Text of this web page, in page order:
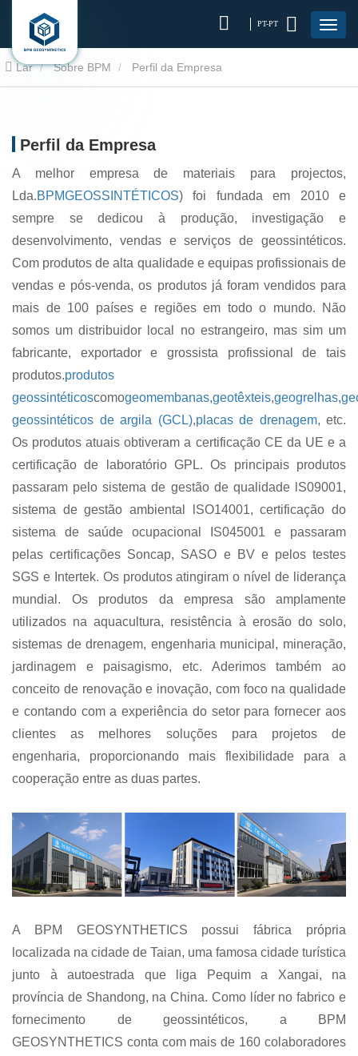
PT-PT
Lar Sobre BPM Perfil da Empresa
Perfil da Empresa
A melhor empresa de materiais para projectos,
Lda.BPMGEOSSINTÉTICOS) foi fundada em 2010 e
sempre se dedicou à produção, investigação e
desenvolvimento, vendas e serviços de geossintéticos.
Com produtos de alta qualidade e equipas profissionais de
vendas e pós-venda, os produtos já foram vendidos para
mais de 100 países e regiões em todo o mundo. Não
somos um distribuidor local no estrangeiro, mas sim um
fabricante, exportador e grossista profissional de tais
produtos.produtos
geossintéticoscomogeomembanas,geotêxteis,geogrelhas,
geossintéticos de argila (GCL),placas de drenagem, etc.
Os produtos atuais obtiveram a certificação CE da UE e a
certificação de laboratório GPL. Os principais produtos
passaram pelo sistema de gestão de qualidade lS09001,
sistema de gestão ambiental lSO14001, certificação do
sistema de saúde ocupacional IS045001 e passaram
pelas certificações Soncap, SASO e BV e pelos testes
SGS e Intertek. Os produtos atingiram o nível de liderança
mundial. Os produtos da empresa são amplamente
utilizados na aquacultura, resistência à erosão do solo,
sistemas de drenagem, engenharia municipal, mineração,
jardinagem e paisagismo, etc. Aderimos também ao
conceito de renovação e inovação, com foco na qualidade
e contando com a experiência do setor para fornecer aos
clientes as melhores soluções para projetos de
engenharia, proporcionando mais flexibilidade para a
cooperação entre as duas partes.
A BPM GEOSYNTHETICS possui fábrica própria
localizada na cidade de Taian, uma famosa cidade turística
junto à autoestrada que liga Pequim a Xangai, na
província de Shandong, na China. Como líder no fabrico e
fornecimento de geossintéticos, a BPM
GEOSYNTHETICS conta com mais de 160 colaboradores